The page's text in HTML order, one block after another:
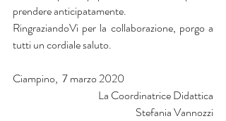
prendere anticipatamente.
RingraziandoVi per la collaborazione, porgo a
tutti un cordiale saluto.
Ciampino,  7 marzo 2020
La Coordinatrice Didattica
Stefania Vannozzi